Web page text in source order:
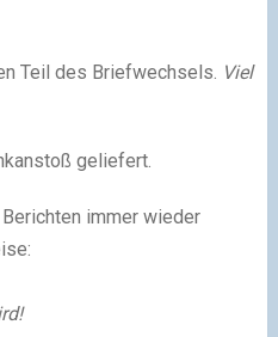
Teil des Briefwechsels. Viel
geliefert.
immer wieder